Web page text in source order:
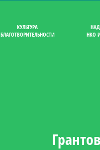
КУЛЬТУРА
БЛАГОТВОРИТЕЛЬНОСТИ
НКО